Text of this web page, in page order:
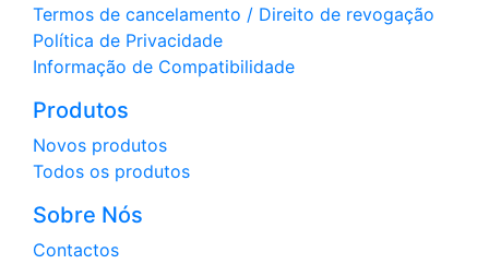
Termos de cancelamento / Direito de revogação
Política de Privacidade
Informação de Compatibilidade
Produtos
Novos produtos
Todos os produtos
Sobre Nós
Contactos